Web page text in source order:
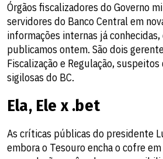
Órgãos fiscalizadores do Governo
servidores do Banco Central em
informações internas já
publicamos ontem. São dois
Fiscalização e Regulação,
sigilosas do BC.
Ela, Ele x .bet
As críticas públicas do presidente
embora o Tesouro encha o cofre